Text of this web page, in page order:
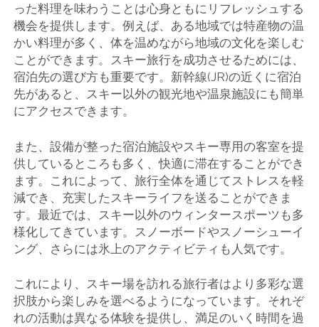
った料理を味わうことは心身ともにリフレッシュする
機会を提供します。例えば、ある地域では特産物の温
かい料理が多く、体を温めながら地域の文化を楽しむ
ことができます。スキー旅行を成功させるためには、
宿泊先の選び方も重要です。新幹線(JR)の近くに宿泊
先があると、スキー以外の観光地や温泉施設にも簡単
にアクセスできます。
また、設備が整った宿泊施設やスキー専用の客室を提
供しているところも多く、快適に滞在することができ
ます。これによって、旅行全体を通じてストレスを軽
減でき、充実したスキーライフを送ることができま
す。最近では、スキー以外のウィンタースポーツも多
様化してきています。スノーボードやスノーシューイ
ング、さらには氷上のアクティビティも人気です。
これにより、スキー場を訪れる旅行者はより多彩な選
択肢から楽しみを選べるようになっています。それぞ
れの活動は異なる体験を提供し、満足のいく時間を過